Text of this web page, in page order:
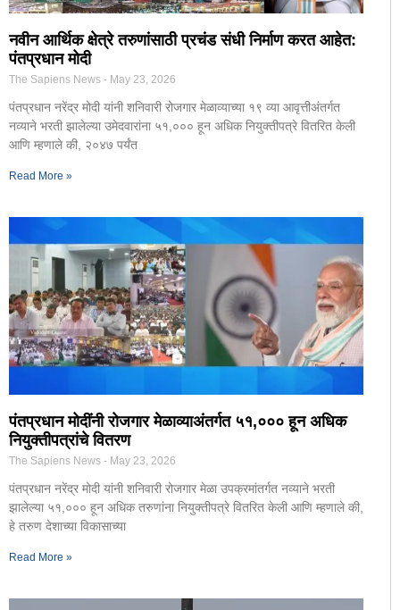
नवीन आर्थिक क्षेत्रे तरुणांसाठी प्रचंड संधी निर्माण करत आहेत:
पंतप्रधान मोदी
The Sapiens News May 23, 2026
पंतप्रधान नरेंद्र मोदी यांनी शनिवारी रोजगार मेळाव्याच्या १९ व्या आवृत्तीअंतर्गत
नव्याने भरती झालेल्या उमेदवारांना ५१,००० हून अधिक नियुक्तीपत्रे वितरित केली
आणि म्हणाले की, २०४७ पर्यंत
Read More »
पंतप्रधान मोदींनी रोजगार मेळाव्याअंतर्गत ५१,००० हून अधिक
नियुक्तीपत्रांचे वितरण
The Sapiens News May 23, 2026
पंतप्रधान नरेंद्र मोदी यांनी शनिवारी रोजगार मेळा उपक्रमांतर्गत नव्याने भरती
झालेल्या ५१,००० हून अधिक तरुणांना नियुक्तीपत्रे वितरित केली आणि म्हणाले की,
हे तरुण देशाच्या विकासाच्या
Read More »